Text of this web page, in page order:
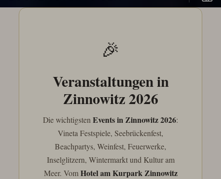
🎉
Veranstaltungen in
Zinnowitz 2026
Die wichtigsten Events in Zinnowitz 2026:
Vineta Festspiele, Seebrückenfest,
Beachpartys, Weinfest, Feuerwerke,
Inselglitzern, Wintermarkt und Kultur am
Meer. VomHotel am Kurpark Zinnowitz